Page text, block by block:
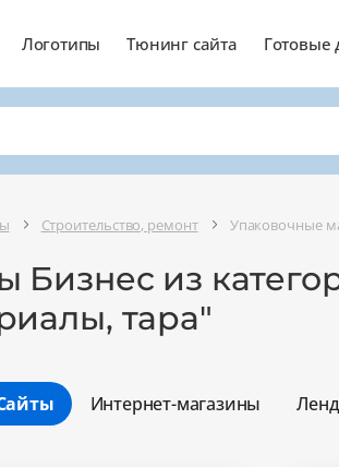
Логотипы Тюнинг сайта Готовые
Строительство, ремонт Упаковочные
Бизнес из
тара"
Интернет-магазины